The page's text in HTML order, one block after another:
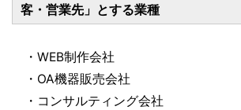
客・営業先」とする業種
・WEB制作会社
・OA機器販売会社
・コンサルティング会社